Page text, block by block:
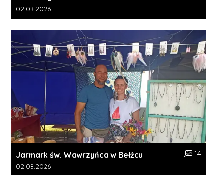
Data dodania galerii:
02.08.2026
Jarmark św. Wawrzyńca w Bełżcu Liczba
14
Data dodania galerii:
02.08.2026